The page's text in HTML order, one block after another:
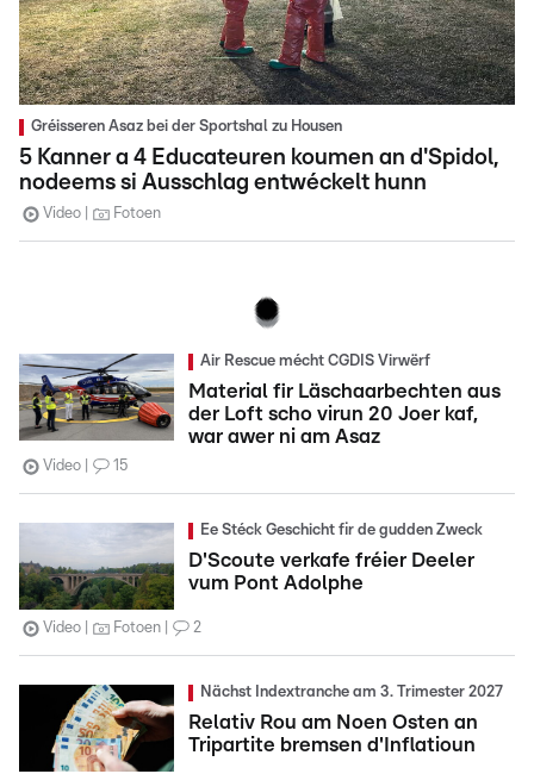
Gréisseren Asaz bei der Sportshal zu Housen
5 Kanner a 4 Educateuren koumen an d'Spidol,
nodeems si Ausschlag entwéckelt hunn
Video Fotoen
Air Rescue mécht CGDIS Virwërf
Material fir Läschaarbechten aus
der Loft scho virun 20 Joer kaf,
war awer ni am Asaz
Video 15
Ee Stéck Geschicht fir de gudden Zweck
D'Scoute verkafe fréier Deeler
vum Pont Adolphe
Video Fotoen 2
Nächst Indextranche am 3. Trimester 2027
Relativ Rou am Noen Osten an
Tripartite bremsen d'Inflatioun